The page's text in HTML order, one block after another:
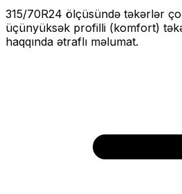
315/70R24 ölçüsündə təkərlər
üçünyüksək profilli (komfort)
haqqında ətraflı məlumat.